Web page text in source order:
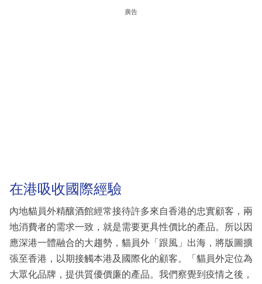
廣告
在港吸收國際經驗
內地貓員外精釀酒館經常接待許多來自香港的忠實顧客，兩
地消費者的需求一致，就是需要更具性價比的產品。所以因
應深港一體融合的大趨勢，貓員外「跟風」出海，將版圖擴
張至香港，以期接觸本港及國際化的顧客。「貓員外定位為
大眾化品牌，提供質優價廉的產品。我們察覺到疫情之後，